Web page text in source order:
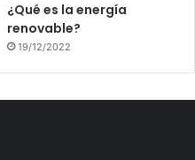
¿Qué es la energía
renovable?
19/12/2022